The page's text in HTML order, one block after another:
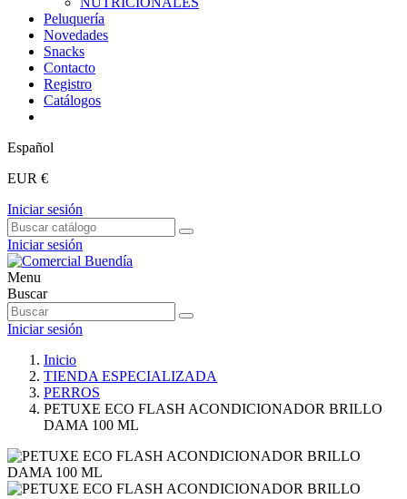
Peluquería
Novedades
Snacks
Contacto
Registro
Catálogos
Español
EUR €
Iniciar sesión
Iniciar sesión
Menu
Buscar
Iniciar sesión
Inicio
TIENDA ESPECIALIZADA
PERROS
PETUXE ECO FLASH ACONDICIONADOR BRILLO
DAMA 100 ML